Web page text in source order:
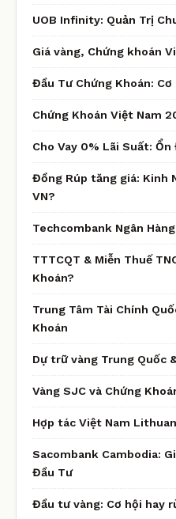
UOB Infinity: Quản Trị
Giá vàng, Chứng khoán
Đầu Tư Chứng Khoán: Cơ
Chứng Khoán Việt Nam
Cho Vay 0% Lãi Suất:
Đồng Rúp tăng giá: Kinh
VN?
Techcombank Ngân
TTTCQT & Miễn Thuế
Khoán?
Trung Tâm Tài Chính
Khoán
Dự trữ vàng Trung Quốc
Vàng SJC và Chứng
Hợp tác Việt Nam
Sacombank Cambodia:
Đầu Tư
Đầu tư vàng: Cơ hội hay